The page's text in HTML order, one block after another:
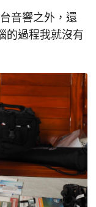
音響之外，還
的過程我就沒有